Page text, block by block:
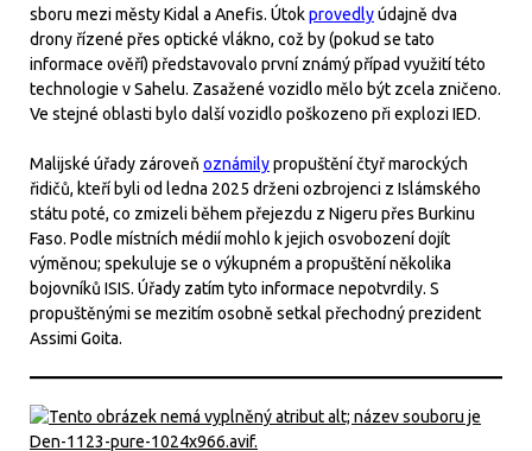
sboru mezi městy Kidal a Anefis. Útokprovedlyúdajně dva
drony řízené přes optické vlákno, což by (pokud se tato
informace ověří) představovalo první známý případ využití této
technologie v Sahelu. Zasažené vozidlo mělo být zcela zničeno.
Ve stejné oblasti bylo další vozidlo poškozeno při explozi IED.
Malijské úřady zároveň oznámilypropuštění čtyř marockých
řidičů, kteří byli od ledna 2025 drženi ozbrojenci z Islámského
státu poté, co zmizeli během přejezdu z Nigeru přes Burkinu
Faso. Podle místních médií mohlo k jejich osvobození dojít
výměnou; spekuluje se o výkupném a propuštění několika
bojovníků ISIS. Úřady zatím tyto informace nepotvrdily. S
propuštěnými se mezitím osobně setkal přechodný prezident
Assimi Goita.